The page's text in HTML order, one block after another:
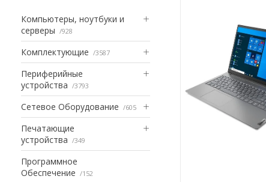
Компьютеры, ноутбуки и
серверы
928
Комплектующие 3587
Периферийные
устройства
3793
Сетевое Оборудование 605
Печатающие
устройства
349
Программное
Обеспечение
152